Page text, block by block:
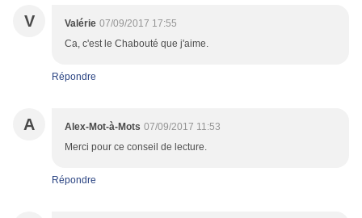
V Valérie 07/09/2017 17:55
Ca, c'est le Chabouté que j'aime.
Répondre
A Alex-Mot-à-Mots 07/09/2017 11:53
Merci pour ce conseil de lecture.
Répondre